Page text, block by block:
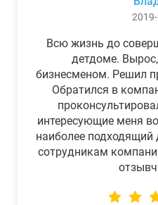
Всю жизнь до
детдоме.
бизнесменом. Решил
Обратился в
интересующие меня
наиболее подходящий
сотрудникам